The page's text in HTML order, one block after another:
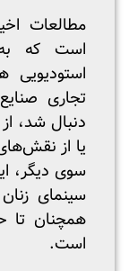
مطالعات
است که
تجاری
دنبال شد،
سوی دیگر،
سینمای
همچنان تا
است.